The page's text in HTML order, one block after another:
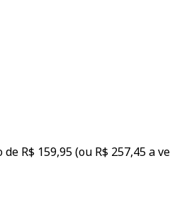
R$ 159,95 (ou R$ 257,45 a